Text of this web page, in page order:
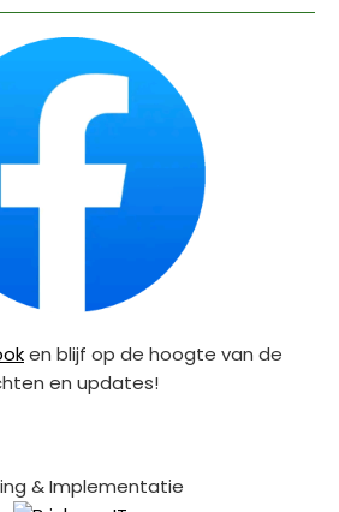
en blijf op de hoogte van de
en updates!
& Implementatie